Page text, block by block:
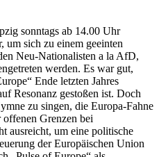
sonntags ab 14.00 Uhr
um sich zu einem geeinten
Neu-Nationalisten a la AfD,
werden. Es war gut,
Ende letzten Jahres
Resonanz gestoßen ist. Doch
zu singen, die Europa-Fahne
Grenzen bei
ausreicht, um eine politische
der Europäischen Union